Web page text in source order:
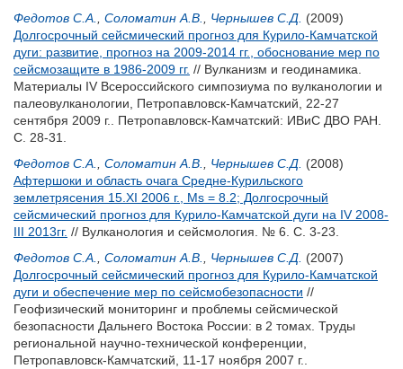
Федотов С.А.
Соломатин А.В. Чернышев С.Д. (2009)
Долгосрочный сейсмический прогноз для Курило-Камчатской
дуги: развитие, прогноз на 2009-2014 гг., обоснование мер по
сейсмозащите в 1986-2009 гг. // Вулканизм и геодинамика.
Материалы IV Всероссийского симпозиума по вулканологии и
палеовулканологии, Петропавловск-Камчатский, 22-27
сентября 2009 г.. Петропавловск-Камчатский: ИВиС ДВО РАН.
С. 28-31.
Федотов С.А.
Соломатин А.В. Чернышев С.Д. (2008)
Афтершоки и область очага Средне-Курильского
землетрясения 15.XI 2006 г., Ms = 8.2; Долгосрочный
сейсмический прогноз для Курило-Камчатской дуги на IV 2008-
III 2013гг. // Вулканология и сейсмология. № 6. С. 3-23.
Федотов С.А.
Соломатин А.В. Чернышев С.Д. (2007)
Долгосрочный сейсмический прогноз для Курило-Камчатской
дуги и обеспечение мер по сейсмобезопасности //
Геофизический мониторинг и проблемы сейсмической
безопасности Дальнего Востока России: в 2 томах. Труды
региональной научно-технической конференции,
Петропавловск-Камчатский, 11-17 ноября 2007 г..